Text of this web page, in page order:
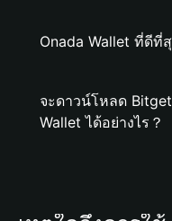
Onada Wallet ที่ดีที่
จะดาวน์โหลด
Wallet ได้อย่างไร？